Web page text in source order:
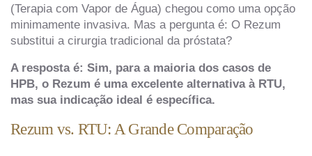
(Terapia com Vapor de Água) chegou como uma opção
minimamente invasiva. Mas a pergunta é: O Rezum
substitui a cirurgia tradicional da próstata?
A resposta é: Sim, para a maioria dos casos de
HPB, o Rezum é uma excelente alternativa à RTU,
mas sua indicação ideal é específica.
Rezum vs. RTU: A Grande Comparação